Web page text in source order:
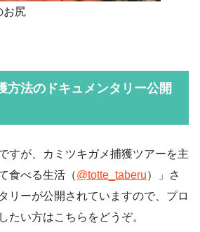
お尻
方法のドキュメンタリー公開
すが、カミツキガメ捕獲ツアーを主
食べる生活（@totte_taberu）」さ
リーが公開されていますので、プロ
たい方はこちらをどうぞ。